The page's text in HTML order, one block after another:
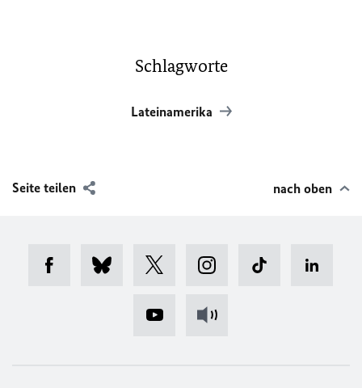
Schlagworte
Lateinamerika
Seite teilen nach oben